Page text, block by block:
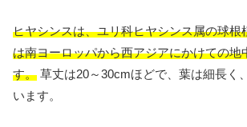
ヒヤシンスは、ユリ科ヒヤシンス属の球根
は南ヨーロッパから西アジアにかけての地
す。 草丈は20～30cmほどで、葉は細長く
います。